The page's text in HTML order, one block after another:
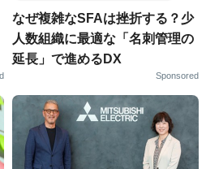
なぜ複雑なSFAは挫折する？少
人数組織に最適な「名刺管理の
延長」で進めるDX
Sponsored